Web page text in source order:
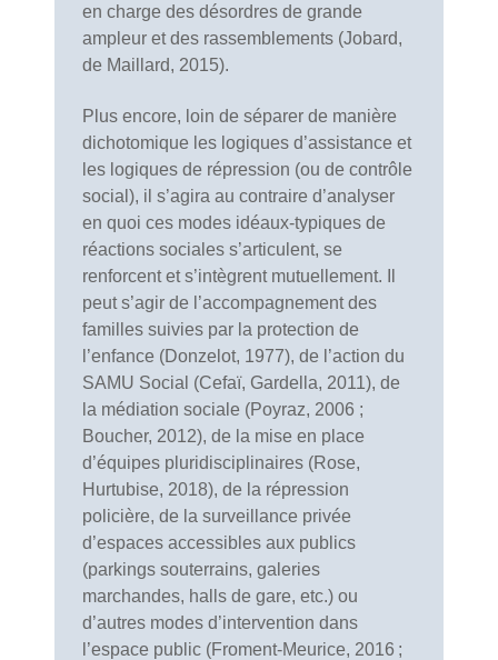
en charge des désordres de grande
ampleur et des rassemblements (Jobard,
de Maillard, 2015).
Plus encore, loin de séparer de manière
dichotomique les logiques d’assistance et
les logiques de répression (ou de contrôle
social), il s’agira au contraire d’analyser
en quoi ces modes idéaux-typiques de
réactions sociales s’articulent, se
renforcent et s’intègrent mutuellement. Il
peut s’agir de l’accompagnement des
familles suivies par la protection de
l’enfance (Donzelot, 1977), de l’action du
SAMU Social (Cefaï, Gardella, 2011), de
la médiation sociale (Poyraz, 2006 ;
Boucher, 2012), de la mise en place
d’équipes pluridisciplinaires (Rose,
Hurtubise, 2018), de la répression
policière, de la surveillance privée
d’espaces accessibles aux publics
(parkings souterrains, galeries
marchandes, halls de gare, etc.) ou
d’autres modes d’intervention dans
l’espace public (Froment-Meurice, 2016 ;